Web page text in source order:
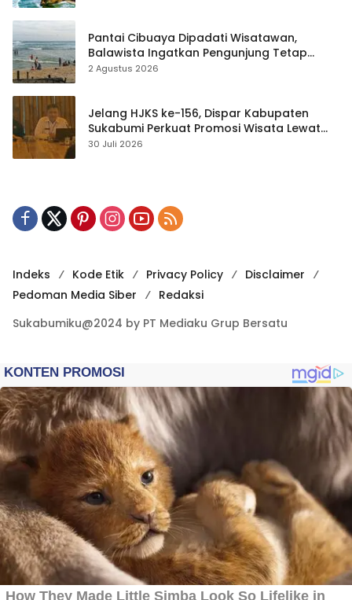
Pantai Cibuaya Dipadati Wisatawan,
Balawista Ingatkan Pengunjung Tetap
Waspada
2 Agustus 2026
Jelang HJKS ke-156, Dispar Kabupaten
Sukabumi Perkuat Promosi Wisata Lewat
Publikasi Digital
30 Juli 2026
Indeks Kode Etik Privacy Policy
Disclaimer
Pedoman Media Siber
Redaksi
Sukabumiku@2024 by PT Mediaku Grup Bersatu